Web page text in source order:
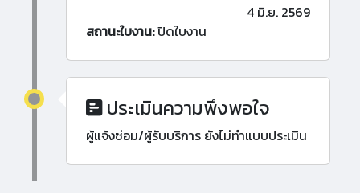
4 มิ.ย. 2569
สถานะใบงาน:ปิดใบงาน
ประเมินความพึงพอใจ
ผู้แจ้งซ่อม/ผู้รับบริการ ยังไม่ทำแบบประเมิน